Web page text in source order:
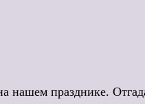
нашем празднике.